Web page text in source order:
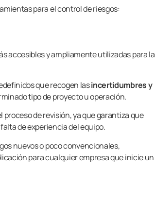
para el control de riesgos:
accesibles y ampliamente utilizadas para la
que recogen lasincertidumbres y
tipo de proyecto u operación.
de revisión, ya que garantiza que
de experiencia del equipo.
nuevos o poco convencionales,
para cualquier empresa que inicie un